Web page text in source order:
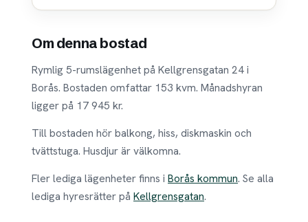
Om denna bostad
Rymlig 5-rumslägenhet på Kellgrensgatan 24 i
Borås. Bostaden omfattar 153 kvm. Månadshyran
ligger på 17 945 kr.
Till bostaden hör balkong, hiss, diskmaskin och
tvättstuga. Husdjur är välkomna.
Fler lediga lägenheter finns i Borås kommun. Se alla
lediga hyresrätter på Kellgrensgatan.